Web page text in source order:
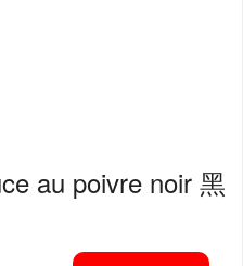
au poivre noir 黑